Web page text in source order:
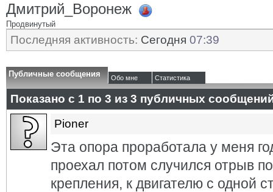
Дмитрий_Воронеж
Продвинутый
Последняя активность: Сегодня 07:39
Публичные сообщения Обо мне Статистика
Показано с 1 по 3 из 3 публичных
Pioner
Эта опора проработала у меня
проехал потом случился отрыв
крепления, к двигателю с одной